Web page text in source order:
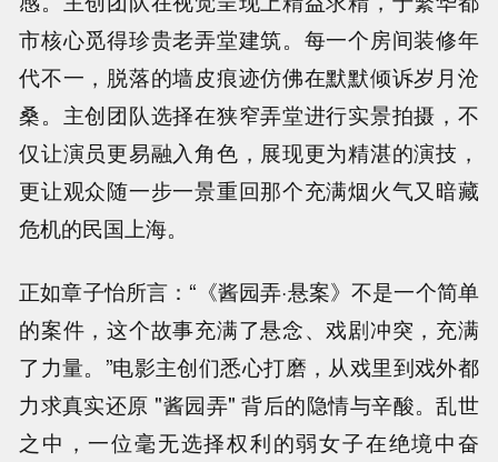
市核心觅得珍贵老弄堂建筑。 每一个房间装修年
代不一，脱落的墙皮痕迹仿佛在默默倾诉岁月沧
桑。主创团队选择在狭窄弄堂进行实景拍摄，不
仅让演员更易融入角色，展现更为精湛的演技，
更让观众随一步一景重回那个充满烟火气又暗藏
危机的民国上海。
正如章子怡所言：“《酱园弄·悬案》不是一个简单
的案件，这个故事充满了悬念、戏剧冲突，充满
了力量。”电影主创们悉心打磨，从戏里到戏外都
力求真实还原 "酱园弄" 背后的隐情与辛酸。乱世
之中，一位毫无选择权利的弱女子在绝境中奋